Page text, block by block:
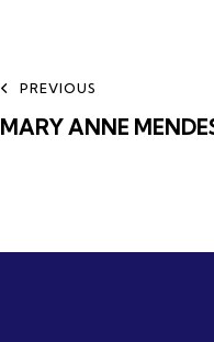
PREVIOUS
MARY ANNE